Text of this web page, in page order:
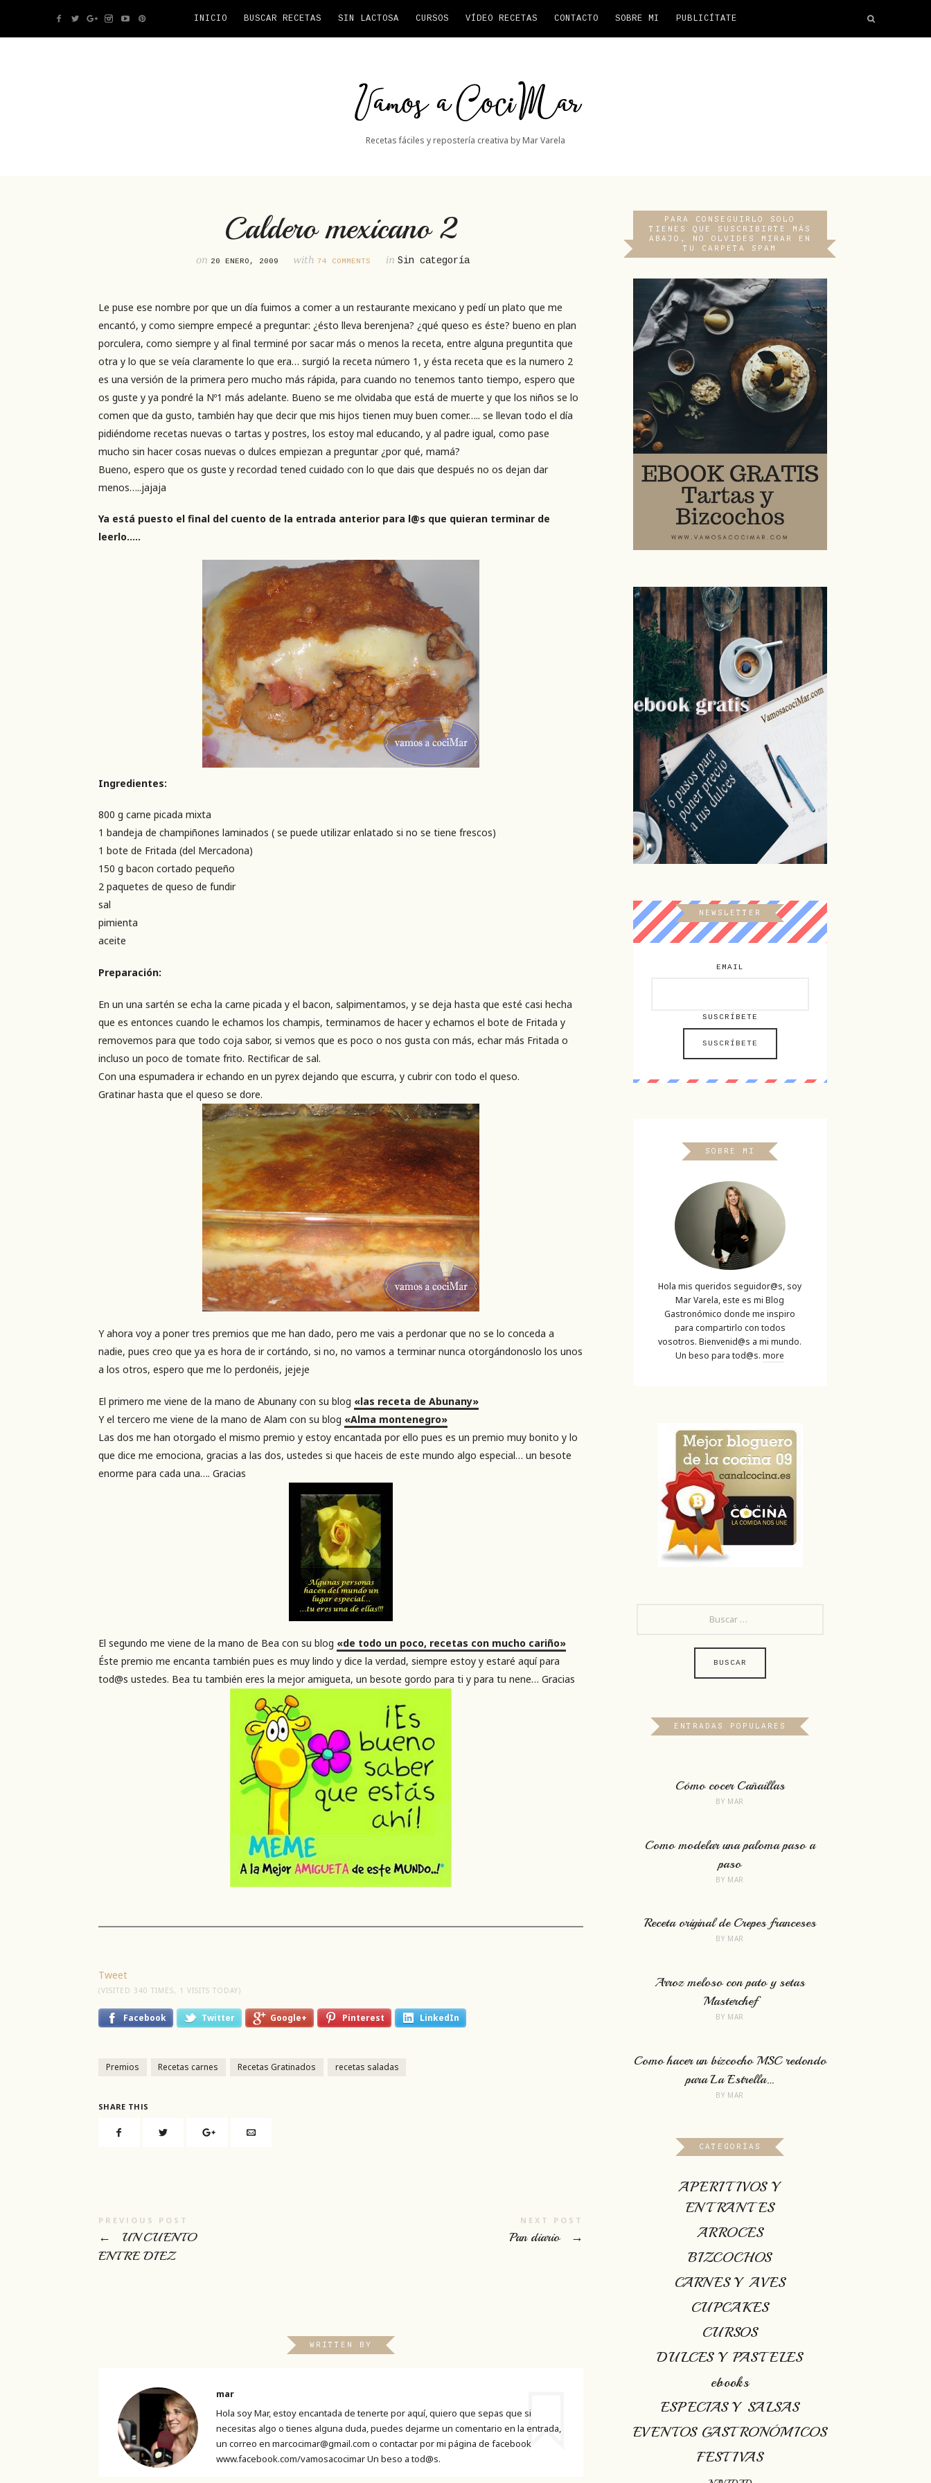
INICIO BUSCAR RECETAS SIN LACTOSA CURSOS VÍDEO RECETAS CONTACTO SOBRE MI PUBLICÍTATE
Vamos
CociMar
Recetas fáciles y repostería creativa by Mar Varela
Caldero mexicano 2
on 20 ENERO, 2009 with74 COMMENTS inSin categoría
Le puse ese nombre por que un día fuimos a comer a un restaurante mexicano y pedí un plato que me
encantó, y como siempre empecé a preguntar: ¿ésto lleva berenjena? ¿qué queso es éste? bueno en plan
porculera, como siempre y al final terminé por sacar más o menos la receta, entre alguna preguntita que
otra y lo que se veía claramente lo que era… surgió la receta número 1, y ésta receta que es la numero 2
es una versión de la primera pero mucho más rápida, para cuando no tenemos tanto tiempo, espero que
os guste y ya pondré la Nº1 más adelante. Bueno se me olvidaba que está de muerte y que los niños se lo
comen que da gusto, también hay que decir que mis hijos tienen muy buen comer….. se llevan todo el día
pidiéndome recetas nuevas o tartas y postres, los estoy mal educando, y al padre igual, como pase
mucho sin hacer cosas nuevas o dulces empiezan a preguntar ¿por qué, mamá?
Bueno, espero que os guste y recordad tened cuidado con lo que dais que después no os dejan dar
menos…..jajaja
Ya está puesto el final del cuento de la entrada anterior para l@s que quieran terminar de
leerlo…..
Ingredientes:
800 g carne picada mixta
1 bandeja de champiñones laminados ( se puede utilizar enlatado si no se tiene frescos)
1 bote de Fritada (del Mercadona)
150 g bacon cortado pequeño
2 paquetes de queso de fundir
sal
pimienta
aceite
Preparación:
En un una sartén se echa la carne picada y el bacon, salpimentamos, y se deja hasta que esté casi hecha
que es entonces cuando le echamos los champis, terminamos de hacer y echamos el bote de Fritada y
removemos para que todo coja sabor, si vemos que es poco o nos gusta con más, echar más Fritada o
incluso un poco de tomate frito. Rectificar de sal.
Con una espumadera ir echando en un pyrex dejando que escurra, y cubrir con todo el queso.
Gratinar hasta que el queso se dore.
Y ahora voy a poner tres premios que me han dado, pero me vais a perdonar que no se lo conceda a
nadie, pues creo que ya es hora de ir cortándo, si no, no vamos a terminar nunca otorgándonoslo los unos
a los otros, espero que me lo perdonéis, jejeje
El primero me viene de la mano de Abunany con su blog «las receta de Abunany»
Y el tercero me viene de la mano de Alam con su blog «Alma montenegro»
Las dos me han otorgado el mismo premio y estoy encantada por ello pues es un premio muy bonito y lo
que dice me emociona, gracias a las dos, ustedes si que haceis de este mundo algo especial… un besote
enorme para cada una…. Gracias
El segundo me viene de la mano de Bea con su blog «de todo un poco, recetas con mucho cariño»
Éste premio me encanta también pues es muy lindo y dice la verdad, siempre estoy y estaré aquí para
tod@s ustedes. Bea tu también eres la mejor amigueta, un besote gordo para ti y para tu nene… Gracias
Tweet
(VISITED 340 TIMES, 1 VISITS TODAY)
Facebook Twitter Google+ Pinterest LinkedIn
Premios Recetas carnes Recetas Gratinados recetas saladas
SHARE THIS
PREVIOUS POST
←
UN CUENTO
ENTRE DIEZ
NEXT POST
Pan diario →
WRITTEN BY
mar
Hola soy Mar, estoy encantada de tenerte por aquí, quiero que sepas que si
necesitas algo o tienes alguna duda, puedes dejarme un comentario en la entrada,
un correo en marcocimar@gmail.com o contactar por mi página de facebook
www.facebook.com/vamosacocimar Un beso a tod@s.
PARA CONSEGUIRLO SOLO
TIENES QUE SUSCRIBIRTE MÁS
ABAJO, NO OLVIDES MIRAR EN
TU CARPETA SPAM
NEWSLETTER
EMAIL
SUSCRÍBETE
SOBRE MI
Hola mis queridos seguidor@s, soy
Mar Varela, este es mi Blog
Gastronómico donde me inspiro
para compartirlo con todos
vosotros. Bienvenid@s a mi mundo.
Un beso para tod@s.more
ENTRADAS POPULARES
Cómo cocer Cañaillas
BY MAR
Como modelar una paloma paso a
paso
BY MAR
Receta original de Crepes franceses
BY MAR
Arroz meloso con pato y setas
Masterchef
BY MAR
Como hacer un bizcocho MSC redondo
para La Estrella…
BY MAR
CATEGORÍAS
APERITIVOS Y
ENTRANTES
ARROCES
BIZCOCHOS
CARNES Y AVES
CUPCAKES
CURSOS
DULCES Y PASTELES
ebooks
ESPECIAS Y SALSAS
EVENTOS GASTRONÓMICOS
FESTIVAS